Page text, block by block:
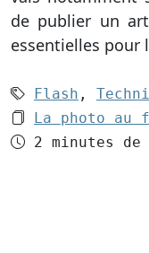
de publier un
essentielles pour
Mots-clés
Flash ,
Le dossier 1:
La photo au
Temps de
2 minutes